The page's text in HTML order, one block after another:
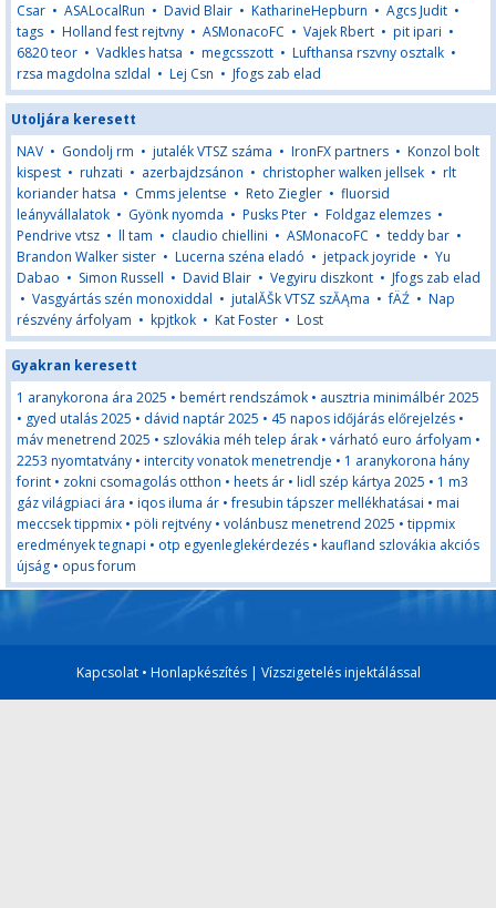
Csar • ASALocalRun • David Blair • KatharineHepburn • Agcs Judit •
tags • Holland fest rejtvny • ASMonacoFC • Vajek Rbert • pit ipari •
6820 teor • Vadkles hatsa • megcsszott • Lufthansa rszvny osztalk •
rzsa magdolna szldal • Lej Csn • Jfogs zab elad
Utoljára keresett
NAV • Gondolj rm • jutalék VTSZ száma • IronFX partners • Konzol bolt
kispest • ruhzati • azerbajdzsánon • christopher walken jellsek • rlt
koriander hatsa • Cmms jelentse • Reto Ziegler • fluorsid
leányvállalatok • Gyönk nyomda • Pusks Pter • Foldgaz elemzes •
Pendrive vtsz • ll tam • claudio chiellini • ASMonacoFC • teddy bar •
Brandon Walker sister • Lucerna széna eladó • jetpack joyride • Yu
Dabao • Simon Russell • David Blair • Vegyiru diszkont • Jfogs zab elad
• Vasgyártás szén monoxiddal • jutalĂŠk VTSZ szĂĄma •fÄŹ • Nap
részvény árfolyam • kpjtkok • Kat Foster • Lost
Gyakran keresett
1 aranykorona ára 2025 • bemért rendszámok • ausztria minimálbér 2025
• gyed utalás 2025 • dávid naptár 2025 • 45 napos időjárás előrejelzés •
máv menetrend 2025 • szlovákia méh telep árak • várható euro árfolyam •
2253 nyomtatvány • intercity vonatok menetrendje • 1 aranykorona hány
forint • zokni csomagolás otthon • heets ár • lidl szép kártya 2025 • 1 m3
gáz világpiaci ára • iqos iluma ár •fresubin tápszer mellékhatásai • mai
meccsek tippmix • pöli rejtvény • volánbusz menetrend 2025 • tippmix
eredmények tegnapi • otp egyenleglekérdezés • kaufland szlovákia akciós
újság • opus forum
Kapcsolat• Honlapkészítés| Vízszigetelés injektálással